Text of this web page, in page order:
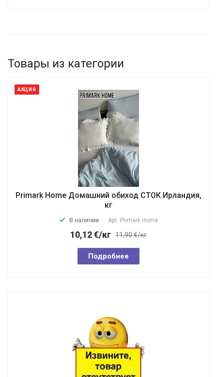
Товары из категории
АКЦИЯ
Primark Home Домашний обиход СТОК Ирландия,
кг
В наличии Арт. Primark Home
10,12€/кг 11,90 €/кг
Подробнее